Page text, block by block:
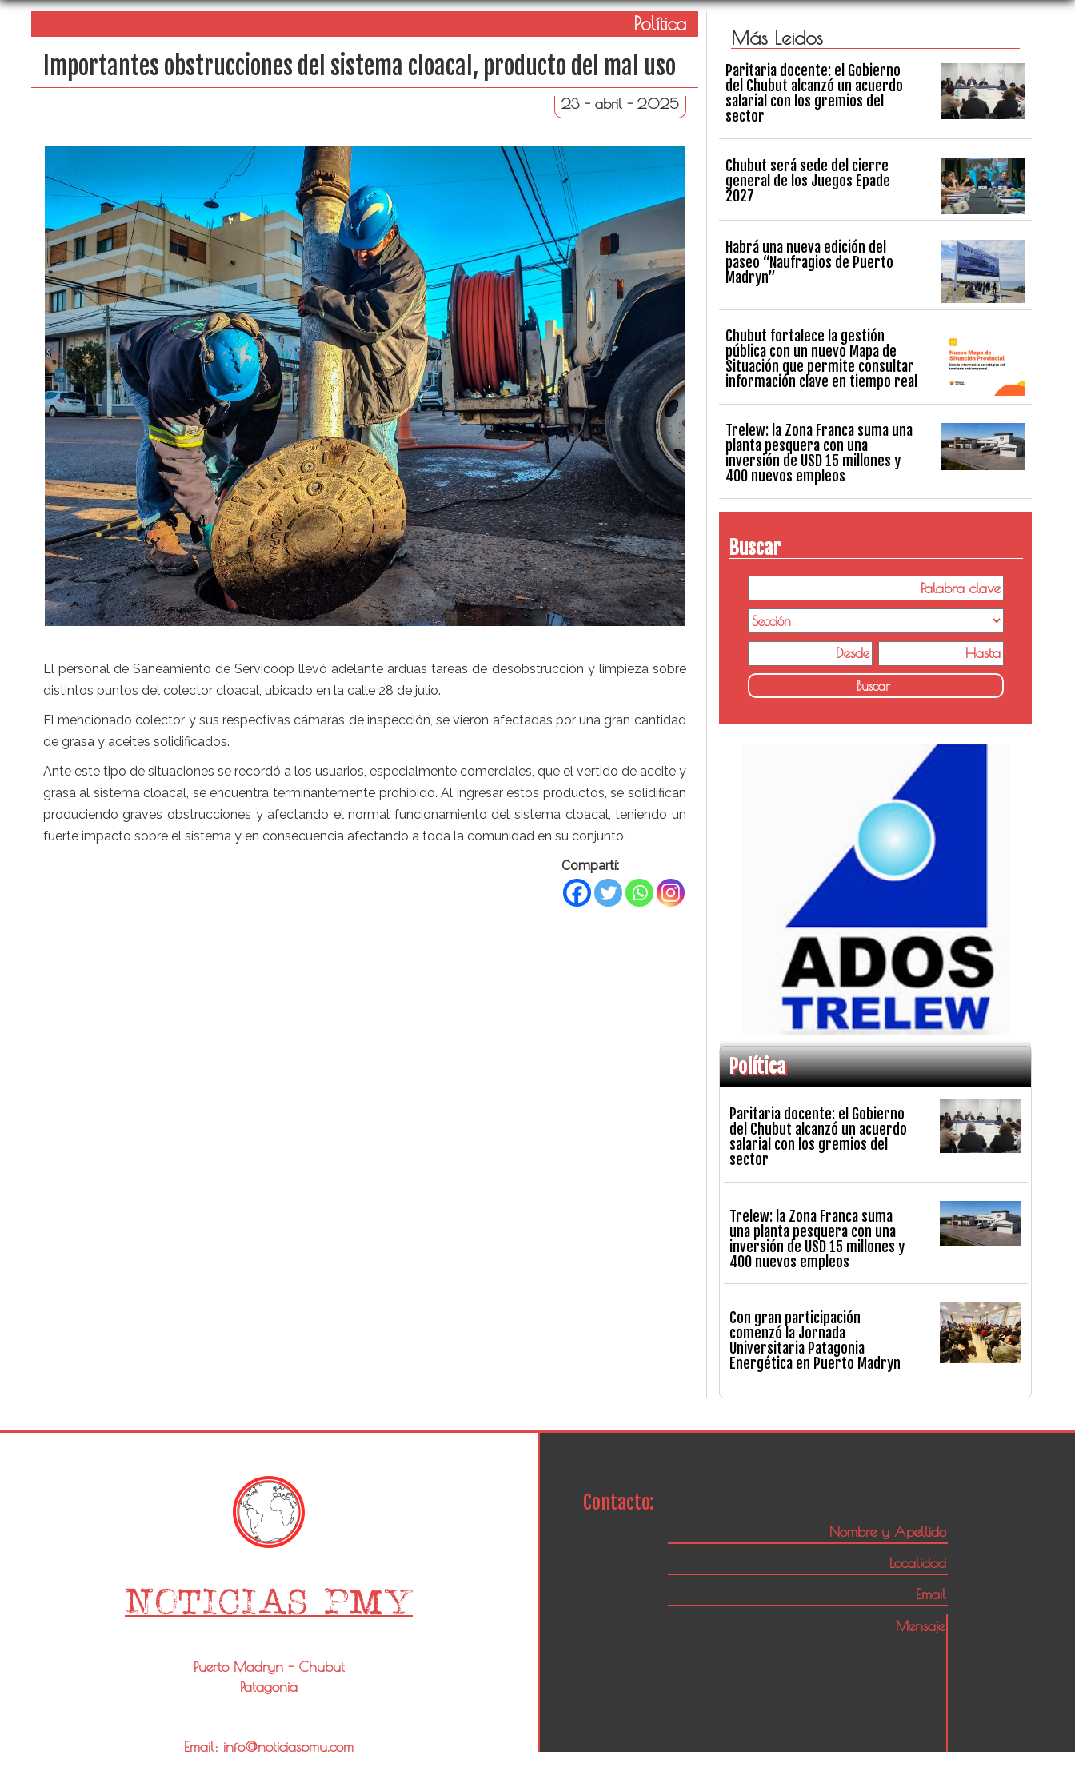
Política
Importantes obstrucciones del sistema cloacal, producto del mal uso
23 - abril - 2025
El personal de Saneamiento de Servicoop llevó adelante arduas tareas de desobstrucción y limpieza sobre
distintos puntos del colector cloacal, ubicado en la calle 28 de julio.
El mencionado colector y sus respectivas cámaras de inspección, se vieron afectadas por una gran cantidad
de grasa y aceites solidificados.
Ante este tipo de situaciones se recordó a los usuarios, especialmente comerciales, que el vertido de aceite y
grasa al sistema cloacal, se encuentra terminantemente prohibido. Al ingresar estos productos, se solidifican
produciendo graves obstrucciones y afectando el normal funcionamiento del sistema cloacal, teniendo un
fuerte impacto sobre el sistema y en consecuencia afectando a toda la comunidad en su conjunto.
Compartí:
Más Leidos
Paritaria docente: el Gobierno
del Chubut alcanzó un acuerdo
salarial con los gremios del
sector
Chubut será sede del cierre
general de los Juegos Epade
2027
Habrá una nueva edición del
paseo “Naufragios de Puerto
Madryn”
Chubut fortalece la gestión
pública con un nuevo Mapa de
Situación que permite consultar
información clave en tiempo real
Trelew: la Zona Franca suma una
planta pesquera con una
inversión de USD 15 millones y
400 nuevos empleos
Buscar
Política
Paritaria docente: el Gobierno
del Chubut alcanzó un acuerdo
salarial con los gremios del
sector
Trelew: la Zona Franca suma
una planta pesquera con una
inversión de USD 15 millones y
400 nuevos empleos
Con gran participación
comenzó la Jornada
Universitaria Patagonia
Energética en Puerto Madryn
Puerto Madryn - Chubut
Patagonia
Email: info@noticiaspmy.com
Contacto: